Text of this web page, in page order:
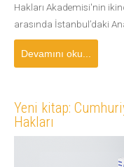
Hakları Akademisi'nin
arasında İstanbul’daki
Devamını oku...
Yeni kitap:
Hakları